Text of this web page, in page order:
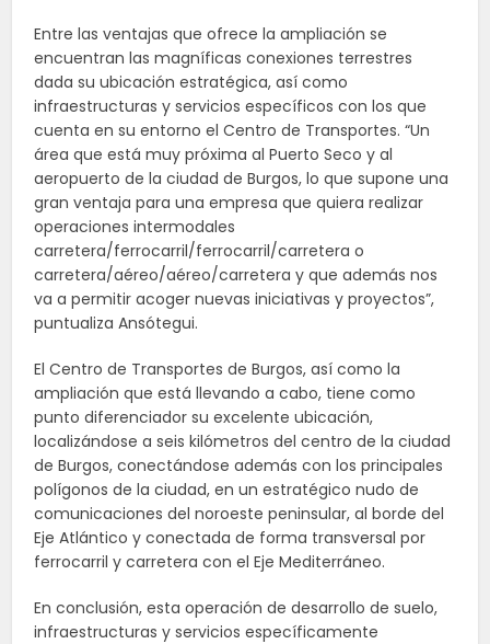
Entre las ventajas que ofrece la ampliación se
encuentran las magníficas conexiones terrestres
dada su ubicación estratégica, así como
infraestructuras y servicios específicos con los que
cuenta en su entorno el Centro de Transportes. “Un
área que está muy próxima al Puerto Seco y al
aeropuerto de la ciudad de Burgos, lo que supone una
gran ventaja para una empresa que quiera realizar
operaciones intermodales
carretera/ferrocarril/ferrocarril/carretera o
carretera/aéreo/aéreo/carretera y que además nos
va a permitir acoger nuevas iniciativas y proyectos”,
puntualiza Ansótegui.
El Centro de Transportes de Burgos, así como la
ampliación que está llevando a cabo, tiene como
punto diferenciador su excelente ubicación,
localizándose a seis kilómetros del centro de la ciudad
de Burgos, conectándose además con los principales
polígonos de la ciudad, en un estratégico nudo de
comunicaciones del noroeste peninsular, al borde del
Eje Atlántico y conectada de forma transversal por
ferrocarril y carretera con el Eje Mediterráneo.
En conclusión, esta operación de desarrollo de suelo,
infraestructuras y servicios específicamente